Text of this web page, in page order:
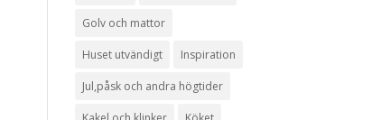
Golv och mattor
Huset utvändigt Inspiration
Jul,påsk och andra högtider